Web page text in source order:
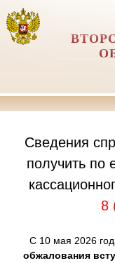
Сведения
получить по
8
С 10 мая 2026
обжалования